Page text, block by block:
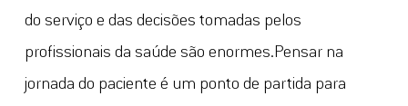
do serviço e das decisões tomadas pelos
profissionais da saúde são enormes.Pensar na
jornada do paciente é um ponto de partida para